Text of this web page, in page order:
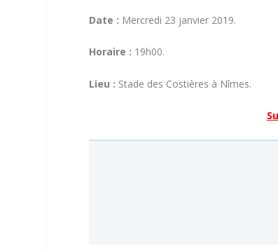
Date : Mercredi 23 janvier 2019.
Horaire : 19h00.
Lieu : Stade des Costières à Nîmes.